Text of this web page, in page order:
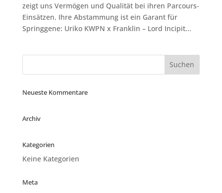
zeigt uns Vermögen und Qualität bei ihren Parcours-
Einsätzen. Ihre Abstammung ist ein Garant für
Springgene: Uriko KWPN x Franklin – Lord Incipit...
Neueste Kommentare
Archiv
Kategorien
Keine Kategorien
Meta